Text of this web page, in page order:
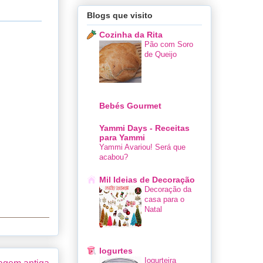
Blogs que visito
Cozinha da Rita
Pão com Soro
de Queijo
Bebés Gourmet
Yammi Days - Receitas
para Yammi
Yammi Avariou! Será que
acabou?
Mil Ideias de Decoração
Decoração da
casa para o
Natal
Iogurtes
Iogurteira